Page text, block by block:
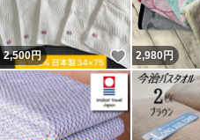
2,500円 いいね！
2,980円